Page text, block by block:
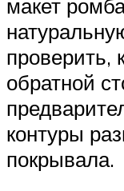
макет
проверить,
обратной
контуры
покрывала.